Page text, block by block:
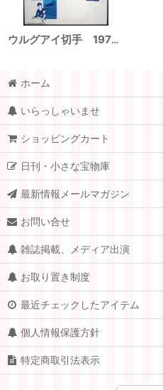
ウルグアイ切手 1972年 鳥 1種 FDC
ホーム
いらっしゃいませ
ショッピングカート
日刊・小さな宝物庫
最新情報メールマガジン
お問い合せ
雑誌掲載、メディア出演
お取り置き制度
最近チェックしたアイテム
個人情報保護方針
特定商取引法表示